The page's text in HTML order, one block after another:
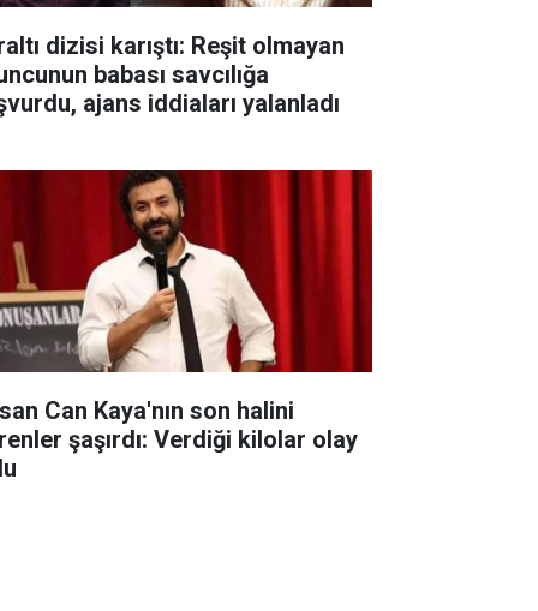
dizisi karıştı: Reşit olmayan
babası savcılığa
ajans iddiaları yalanladı
Can Kaya'nın son halini
şaşırdı: Verdiği kilolar olay